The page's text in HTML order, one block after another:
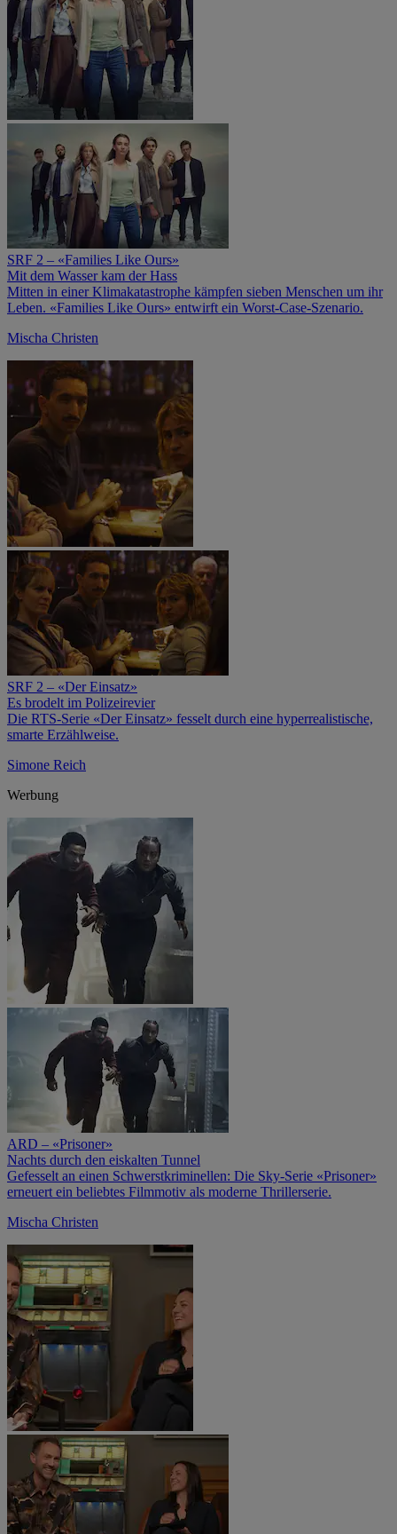
SRF 2 – «Families Like Ours»
Mit dem Wasser kam der Hass
Mitten in einer Klimakatastrophe kämpfen sieben Menschen um ihr
Leben. «Families Like Ours» entwirft ein Worst-Case-Szenario.
Mischa Christen
SRF 2 – «Der Einsatz»
Es brodelt im Polizeirevier
Die RTS-Serie «Der Einsatz» fesselt durch eine hyperrealistische,
smarte Erzählweise.
Simone Reich
Werbung
ARD – «Prisoner»
Nachts durch den eiskalten Tunnel
Gefesselt an einen Schwerstkrimi­nellen: Die Sky-Serie «Prisoner»
erneuert ein beliebtes Filmmotiv als moderne Thrillerserie.
Mischa Christen